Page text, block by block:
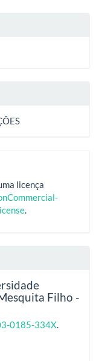
licença
.
Filho -
0185-334X